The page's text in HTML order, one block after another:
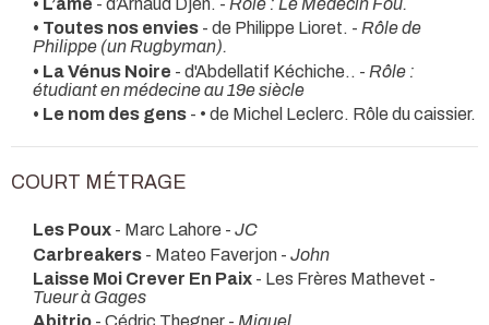
• L’ame - d’Arnaud Djen. - Rôle : Le Médecin Fou.
• Toutes nos envies - de Philippe Lioret. - Rôle de
Philippe (un Rugbyman).
• La Vénus Noire - d'Abdellatif Kéchiche.. - Rôle :
étudiant en médecine au 19e siècle
• Le nom des gens - • de Michel Leclerc. Rôle du caissier.
COURT MÉTRAGE
Les Poux - Marc Lahore - JC
Carbreakers - Mateo Faverjon - John
Laisse Moi Crever En Paix - Les Frères Mathevet -
Tueur à Gages